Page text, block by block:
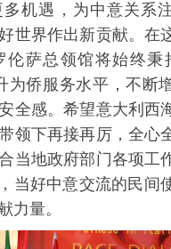
机遇，为中意关系
世界作出新贡献。在
伦萨总领馆将始终秉
为侨服务水平，不断
全感。希望意大利西
领下再接再厉，全心
当地政府部门各项工
当好中意交流的民间
力量。